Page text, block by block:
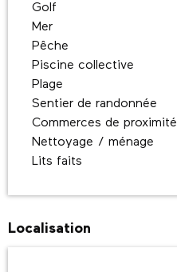
Golf
Mer
Pêche
Piscine collective
Plage
Sentier de randonnée
Commerces de proximité
Nettoyage / ménage
Lits faits
Localisation